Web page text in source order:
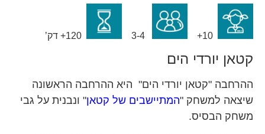
קטאן יורדי הים
ההרחבה "קטאן יורדי הים" היא ההרחבה הראשונה
שיצאה למשחק "המתיישבים של קטאן" ונבנית על גבי
משחק הבסיס.